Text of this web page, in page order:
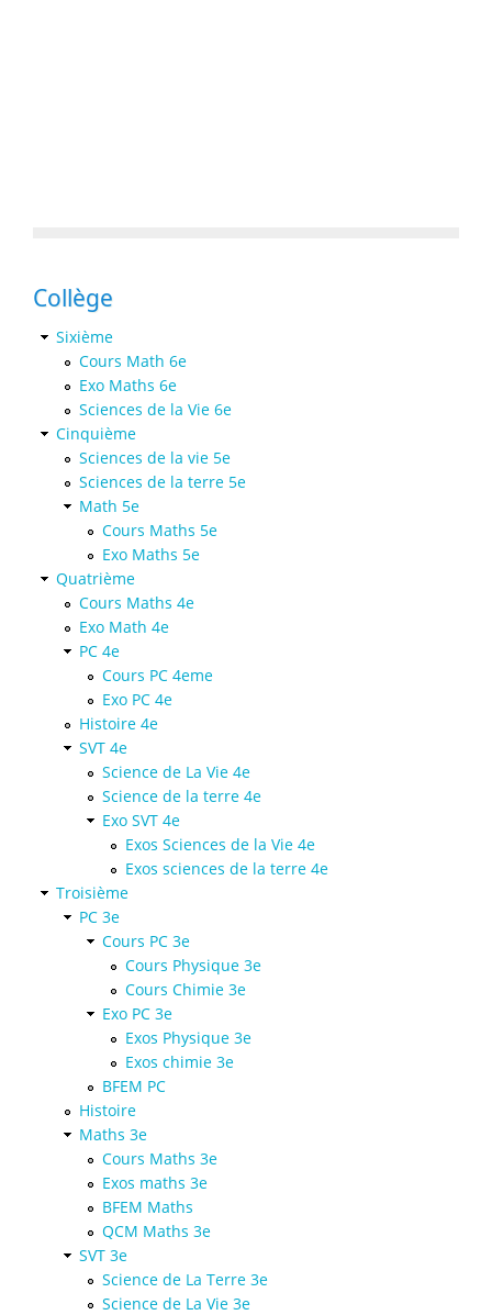
Collège
Sixième
Cours Math 6e
Exo Maths 6e
Sciences de la Vie 6e
Cinquième
Sciences de la vie 5e
Sciences de la terre 5e
Math 5e
Cours Maths 5e
Exo Maths 5e
Quatrième
Cours Maths 4e
Exo Math 4e
PC 4e
Cours PC 4eme
Exo PC 4e
Histoire 4e
SVT 4e
Science de La Vie 4e
Science de la terre 4e
Exo SVT 4e
Exos Sciences de la Vie 4e
Exos sciences de la terre 4e
Troisième
PC 3e
Cours PC 3e
Cours Physique 3e
Cours Chimie 3e
Exo PC 3e
Exos Physique 3e
Exos chimie 3e
BFEM PC
Histoire
Maths 3e
Cours Maths 3e
Exos maths 3e
BFEM Maths
QCM Maths 3e
SVT 3e
Science de La Terre 3e
Science de La Vie 3e